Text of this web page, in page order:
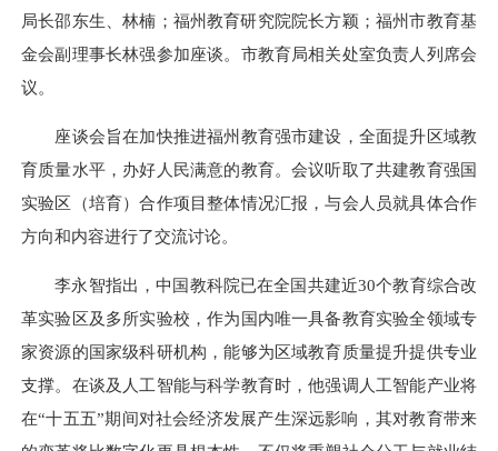
局长邵东生、林楠；福州教育研究院院长方颖；福州市教育基
金会副理事长林强参加座谈。市教育局相关处室负责人列席会
议。
座谈会旨在加快推进福州教育强市建设，全面提升区域教
育质量水平，办好人民满意的教育。会议听取了共建教育强国
实验区（培育）合作项目整体情况汇报，与会人员就具体合作
方向和内容进行了交流讨论。
李永智指出，中国教科院已在全国共建近30个教育综合改
革实验区及多所实验校，作为国内唯一具备教育实验全领域专
家资源的国家级科研机构，能够为区域教育质量提升提供专业
支撑。在谈及人工智能与科学教育时，他强调人工智能产业将
在“十五五”期间对社会经济发展产生深远影响，其对教育带来